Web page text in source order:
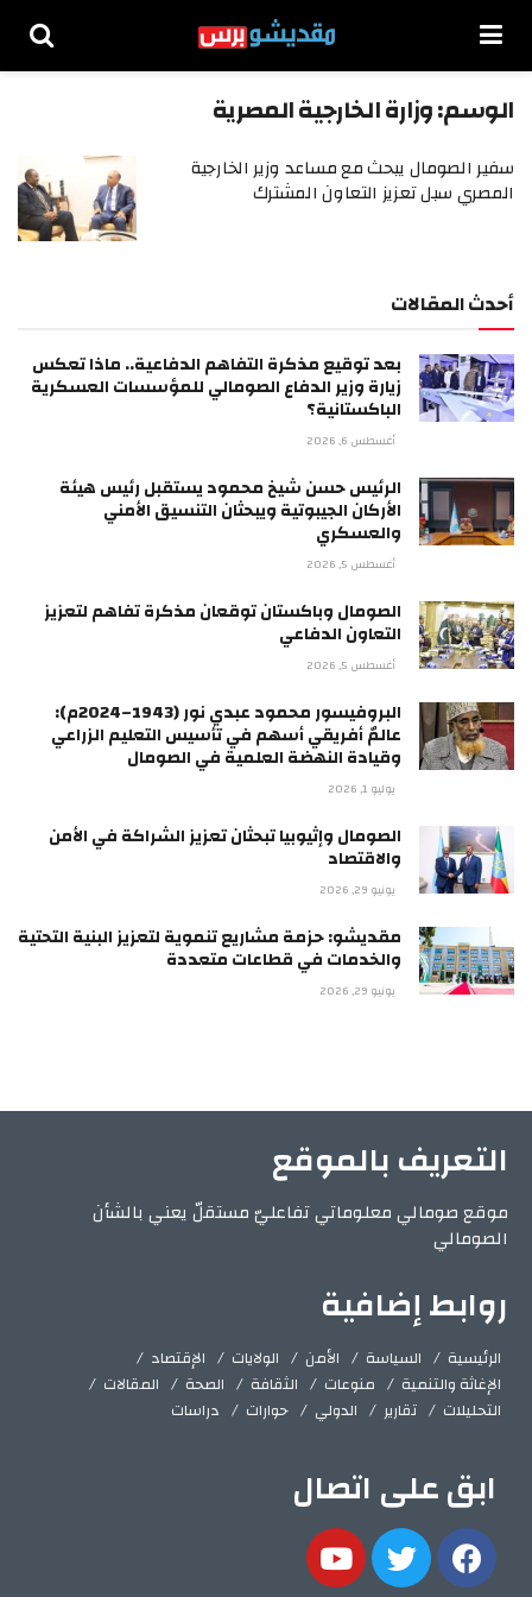
الوسم:وزارة الخارجية المصرية
سفير الصومال يبحث مع مساعد وزير الخارجية
المصري سبل تعزيز التعاون المشترك
أحدث المقالات
بعد توقيع مذكرة التفاهم الدفاعية.. ماذا تعكس
زيارة وزير الدفاع الصومالي للمؤسسات العسكرية
الباكستانية؟
أغسطس 6, 2026
الرئيس حسن شيخ محمود يستقبل رئيس هيئة
الأركان الجيبوتية ويبحثان التنسيق الأمني
والعسكري
أغسطس 5, 2026
الصومال وباكستان توقعان مذكرة تفاهم لتعزيز
التعاون الدفاعي
أغسطس 5, 2026
البروفيسور محمود عبدي نور (1943–2024م):
عالمٌ أفريقي أسهم في تأسيس التعليم الزراعي
وقيادة النهضة العلمية في الصومال
يوليو 1, 2026
الصومال وإثيوبيا تبحثان تعزيز الشراكة في الأمن
والاقتصاد
يونيو 29, 2026
مقديشو: حزمة مشاريع تنموية لتعزيز البنية التحتية
والخدمات في قطاعات متعددة
يونيو 29, 2026
التعريف بالموقع
موقع صومالي معلوماتي تفاعليّ مستقلّ يعني بالشأن
الصومالي
روابط إضافية
الرئيسية السياسة الأمن الولايات
الإقتصاد
الإغاثة والتنمية
منوعات الثقافة الصحة
المقالات
التحليلات
تقارير الدولي حوارات دراسات
ابق على اتصال